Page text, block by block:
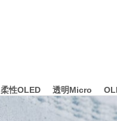
柔性OLED 透明Micro